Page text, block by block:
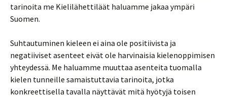
tarinoita me Kielilähettiläät haluamme jakaa ympäri
Suomen.
Suhtautuminen kieleen ei aina ole positiivista ja
negatiiviset asenteet eivät ole harvinaisia kielenoppimisen
yhteydessä. Me haluamme muuttaa asenteita tuomalla
kielen tunneille samaistuttavia tarinoita, jotka
konkreettisella tavalla näyttävät mitä hyötyjä toisen